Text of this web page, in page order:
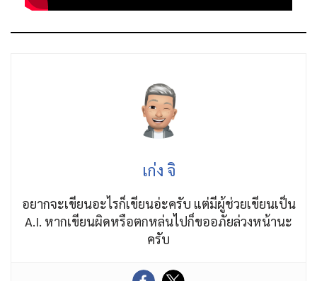
เก่ง จิ
อยากจะเขียนอะไรก็เขียนอ่ะครับ แต่มีผู้ช่วยเขียนเป็น
A.I. หากเขียนผิดหรือตกหล่นไปก็ขออภัยล่วงหน้านะ
ครับ